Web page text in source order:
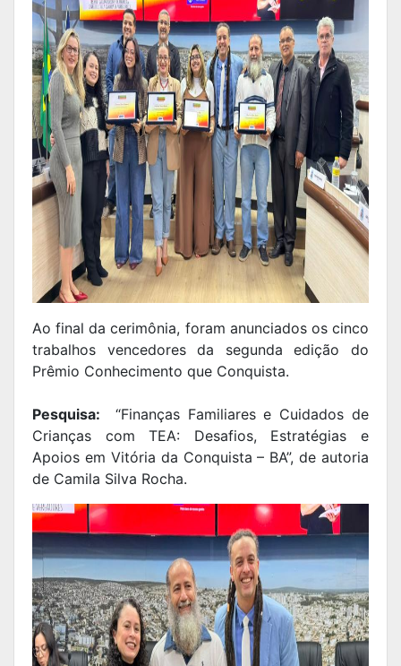
Ao final da cerimônia, foram anunciados os cinco
trabalhos vencedores da segunda edição do
Prêmio Conhecimento que Conquista.
Pesquisa:
“Finanças Familiares e Cuidados de
Crianças com TEA: Desafios, Estratégias e
Apoios em Vitória da Conquista – BA”, de autoria
de Camila Silva Rocha.